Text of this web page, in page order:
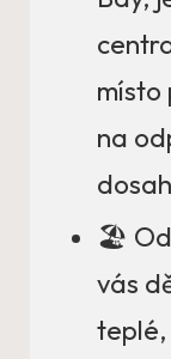
místo
na
🏖️ Od
vás
teplé,